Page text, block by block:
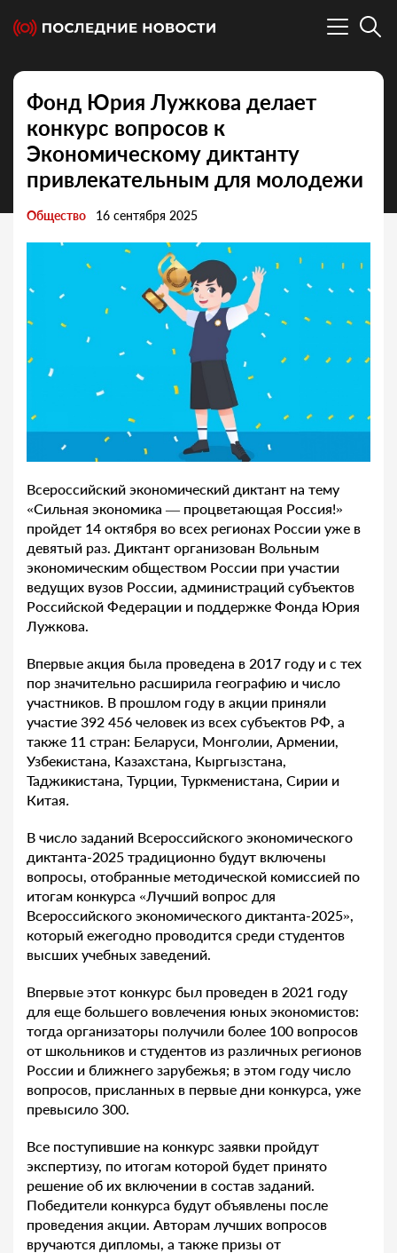
Фонд Юрия Лужкова делает
конкурс вопросов к
Экономическому диктанту
привлекательным для молодежи
Общество 16 сентября 2025
Всероссийский экономический диктант на тему
«Сильная экономика — процветающая Россия!»
пройдет 14 октября во всех регионах России уже в
девятый раз. Диктант организован Вольным
экономическим обществом России при участии
ведущих вузов России, администраций субъектов
Российской Федерации и поддержке Фонда Юрия
Лужкова.
Впервые акция была проведена в 2017 году и с тех
пор значительно расширила географию и число
участников. В прошлом году в акции приняли
участие 392 456 человек из всех субъектов РФ, а
также 11 стран: Беларуси, Монголии, Армении,
Узбекистана, Казахстана, Кыргызстана,
Таджикистана, Турции, Туркменистана, Сирии и
Китая.
В число заданий Всероссийского экономического
диктанта-2025 традиционно будут включены
вопросы, отобранные методической комиссией по
итогам конкурса «Лучший вопрос для
Всероссийского экономического диктанта-2025»,
который ежегодно проводится среди студентов
высших учебных заведений.
Впервые этот конкурс был проведен в 2021 году
для еще большего вовлечения юных экономистов:
тогда организаторы получили более 100 вопросов
от школьников и студентов из различных регионов
России и ближнего зарубежья; в этом году число
вопросов, присланных в первые дни конкурса, уже
превысило 300.
Все поступившие на конкурс заявки пройдут
экспертизу, по итогам которой будет принято
решение об их включении в состав заданий.
Победители конкурса будут объявлены после
проведения акции. Авторам лучших вопросов
вручаются дипломы, а также призы от